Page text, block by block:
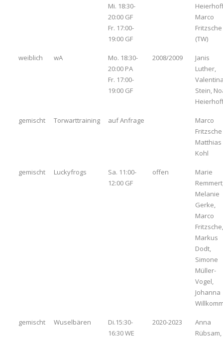
Mi. 18:30-
20:00 GF
Fr. 17:00-
19:00 GF
Marco
Fritzsche
(TW)
weiblich wA
Mo. 18:30-
20:00 PA
Fr. 17:00-
19:00 GF
2008/2009
Janis
Luther,
Stein,
gemischt Torwarttraining auf Anfrage
Marco
Fritzsche
Matthias
Kohl
gemischt Luckyfrogs
Sa. 11:00-
12:00 GF
offen
Marie
Melanie
Gerke,
Marco
Fritzsche,
Markus
Dodt,
Simone
Müller-
Vogel,
Johanna
gemischt Wuselbären
Di.15:30-
16:30 WE
2020-2023
Anna
Rübsam,